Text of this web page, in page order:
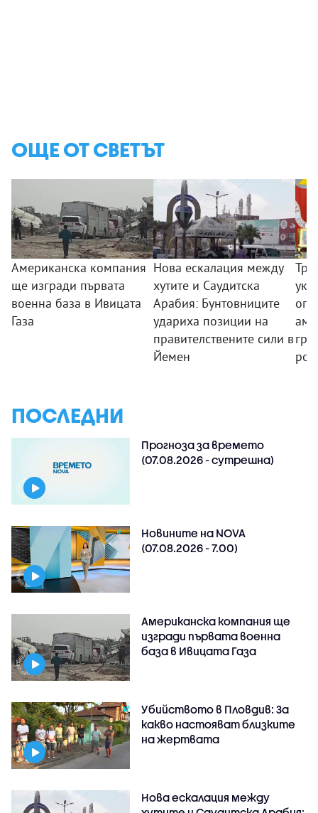
ОЩЕ ОТ СВЕТЪТ
Американска компания
ще изгради първата
военна база в Ивицата
Газа
Нова ескалация между
хутите и Саудитска
Арабия: Бунтовниците
удариха позиции на
правителствените сили в
Йемен
ПОСЛЕДНИ
Прогноза за времето
(07.08.2026 - сутрешна)
Новините на NOVA
(07.08.2026 - 7.00)
Американска компания ще
изгради първата военна
база в Ивицата Газа
Убийството в Пловдив: За
какво настояват близките
на жертвата
Нова ескалация между